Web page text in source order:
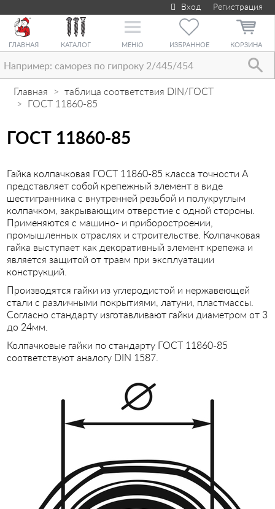
Вход Регистрация
ГЛАВНАЯ КАТАЛОГ
Toggle
МЕНЮ ИЗБРАННОЕ КОРЗИНА
Главная
таблица соответствия DIN/ГОСТ
ГОСТ 11860-85
ГОСТ 11860-85
Гайка колпачковая ГОСТ 11860-85 класса точности А
представляет собой крепежный элемент в виде
шестигранника с внутренней резьбой и полукруглым
колпачком, закрывающим отверстие с одной стороны.
Применяются с машино- и приборостроении,
промышленных отраслях и строительстве. Колпачковая
гайка выступает как декоративный элемент крепежа и
является защитой от травм при эксплуатации
конструкций.
Производятся гайки из углеродистой и нержавеющей
стали с различными покрытиями, латуни, пластмассы.
Согласно стандарту изготавливают гайки диаметром от 3
до 24мм.
Колпачковые гайки по стандарту ГОСТ 11860-85
соответствуют аналогу DIN 1587.